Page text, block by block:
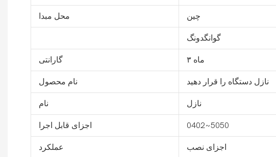
محل مبدا چین
گوانگدونگ
گارانتی ۳ ماه
نام محصول نازل دستگاه را قرار دهید
نام نازل
اجزای قابل اجرا 0402~5050
عملکرد اجزای نصب